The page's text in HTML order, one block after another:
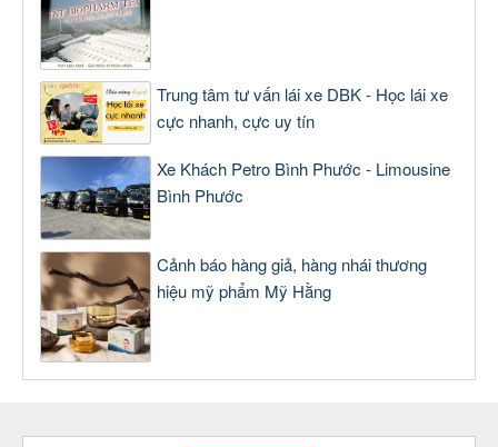
Trung tâm tư vấn lái xe DBK - Học lái xe
cực nhanh, cực uy tín
Xe Khách Petro Bình Phước - Limousine
Bình Phước
Cảnh báo hàng giả, hàng nhái thương
hiệu mỹ phẩm Mỹ Hằng